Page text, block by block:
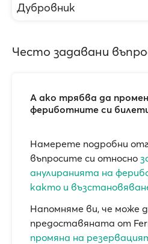
Дубровник
Често задавани
А ако трябва да
фериботните си
Намерете подробни
въпросите си относно
анулиранията на
както и
Напомняме ви, че може
предоставяната от
промяна на